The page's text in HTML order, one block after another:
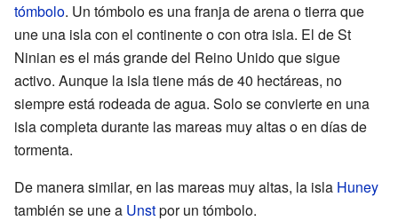
tómbolo. Un tómbolo es una franja de arena o tierra que
une una isla con el continente o con otra isla. El de St
Ninian es el más grande del Reino Unido que sigue
activo. Aunque la isla tiene más de 40 hectáreas, no
siempre está rodeada de agua. Solo se convierte en una
isla completa durante las mareas muy altas o en días de
tormenta.
De manera similar, en las mareas muy altas, la isla Huney
también se une a Unstpor un tómbolo.